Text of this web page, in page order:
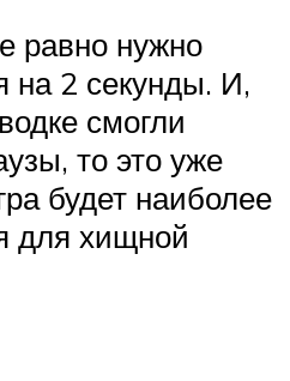
равно нужно
на 2 секунды. И,
смогли
то это уже
будет наиболее
для хищной